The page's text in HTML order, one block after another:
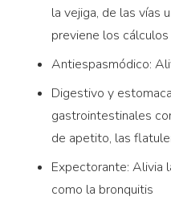
la vejiga, de las vías
previene los
Antiespasmódico:
Digestivo y
gastrointestinales
de apetito, las
Expectorante: Alivia
como la bronquitis